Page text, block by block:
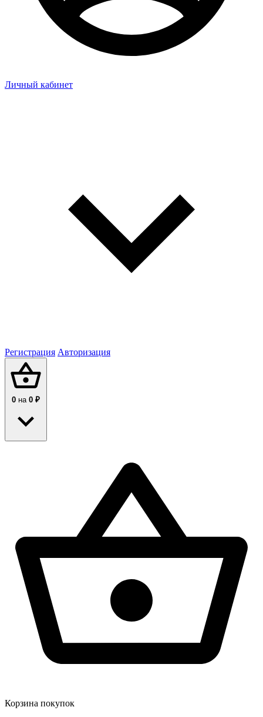
Личный кабинет
Регистрация Авторизация
0 на 0 ₽
Корзина покупок